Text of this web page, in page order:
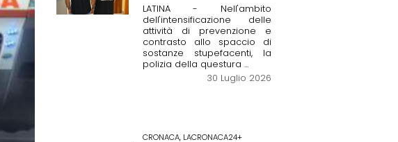
LATINA - Nell'ambito
dell'intensificazione delle
attività di prevenzione e
contrasto allo spaccio di
sostanze stupefacenti, la
polizia della questura ...
30 Luglio 2026
CRONACA, LACRONACA24+